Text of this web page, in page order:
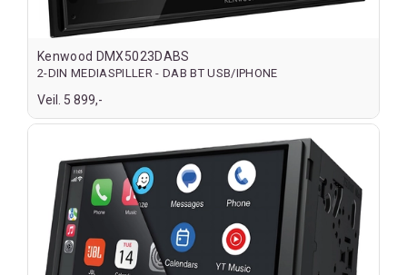
Kenwood DMX5023DABS
2-DIN MEDIASPILLER - DAB BT USB/IPHONE
Veil. 5 899,-